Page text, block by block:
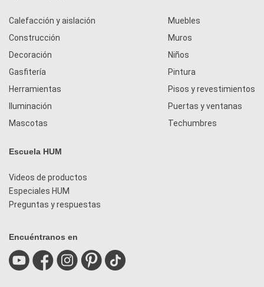
Calefacción y aislación
Construcción
Decoración
Gasfitería
Herramientas
Iluminación
Mascotas
Muebles
Muros
Niños
Pintura
Pisos y revestimientos
Puertas y ventanas
Techumbres
Escuela HUM
Videos de productos
Especiales HUM
Preguntas y respuestas
Encuéntranos en